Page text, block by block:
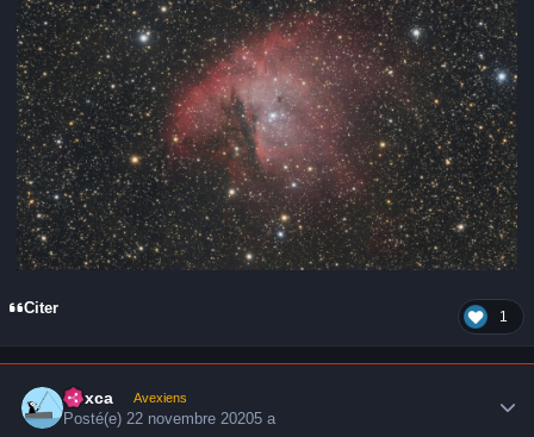
Citer 1
hoxca Avexiens
Posté(e)22 novembre 20205 a